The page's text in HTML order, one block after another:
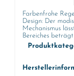
Farbenfrohe
Design: Der
Mechanismus
Bereiches